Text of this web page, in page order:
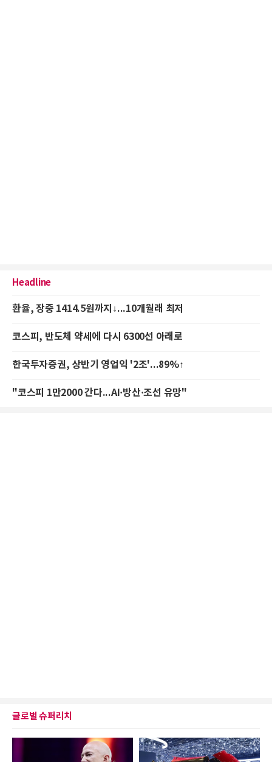
Headline
환율, 장중 1414.5원까지↓...10개월래 최저
코스피, 반도체 약세에 다시 6300선 아래로
한국투자증권, 상반기 영업익 '2조'...89%↑
"코스피 1만2000 간다...AI·방산·조선 유망"
글로벌 슈퍼리치